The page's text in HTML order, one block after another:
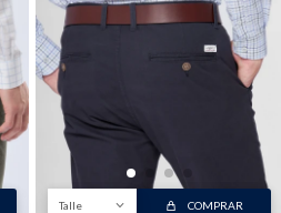
Talle COMPRAR
Trajes